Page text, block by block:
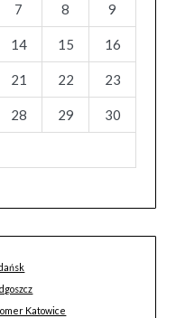
7 8 9
14 15 16
21 22 23
28 29 30
Katowice